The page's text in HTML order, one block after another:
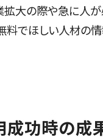
拡大の際や急に人
料でほしい人材の
成功時の成